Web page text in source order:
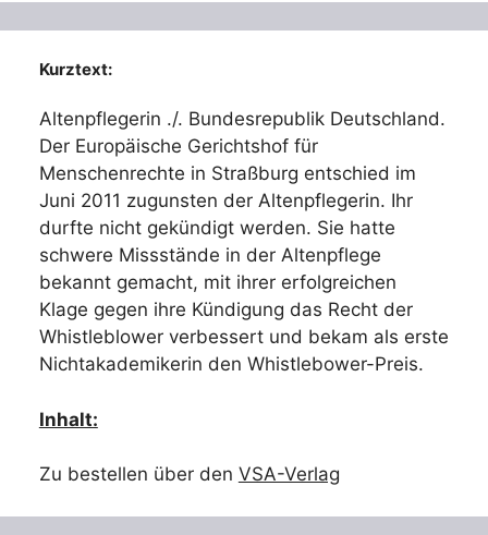
Kurztext:
Altenpflegerin ./. Bundesrepublik Deutschland.
Der Europäische Gerichtshof für
Menschenrechte in Straßburg entschied im
Juni 2011 zugunsten der Altenpflegerin. Ihr
durfte nicht gekündigt werden. Sie hatte
schwere Missstände in der Altenpflege
bekannt gemacht, mit ihrer erfolgreichen
Klage gegen ihre Kündigung das Recht der
Whistleblower verbessert und bekam als erste
Nichtakademikerin den Whistlebower-Preis.
Inhalt:
Zu bestellen über den VSA-Verlag